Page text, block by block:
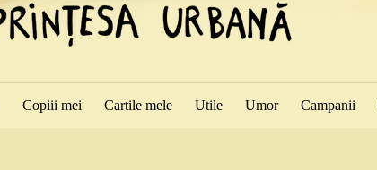
Copiii mei Cartile mele Utile Umor Campanii